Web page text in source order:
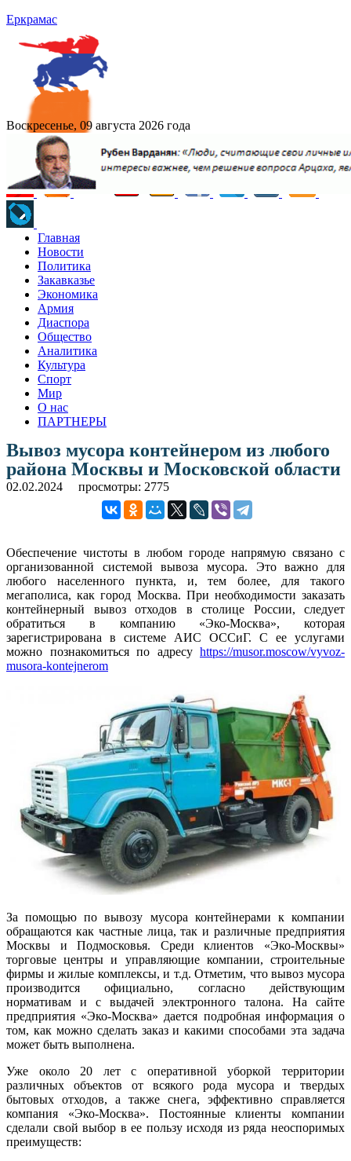
Еркрамас
Воскресенье, 09 августа 2026 года
Главная
Новости
Политика
Закавказье
Экономика
Армия
Диаспора
Общество
Аналитика
Культура
Спорт
Мир
О нас
ПАРТНЕРЫ
Вывоз мусора контейнером из любого
района Москвы и Московской области
02.02.2024 просмотры: 2775
Обеспечение чистоты в любом городе напрямую связано с
организованной системой вывоза мусора. Это важно для
любого населенного пункта, и, тем более, для такого
мегаполиса, как город Москва. При необходимости заказать
контейнерный вывоз отходов в столице России, следует
обратиться в компанию «Эко-Москва», которая
зарегистрирована в системе АИС ОССиГ. С ее услугами
можно познакомиться по адресу https://musor.moscow/vyvoz-
musora-kontejnerom
За помощью по вывозу мусора контейнерами к компании
обращаются как частные лица, так и различные предприятия
Москвы и Подмосковья. Среди клиентов «Эко-Москвы»
торговые центры и управляющие компании, строительные
фирмы и жилые комплексы, и т.д. Отметим, что вывоз мусора
производится официально, согласно действующим
нормативам и с выдачей электронного талона. На сайте
предприятия «Эко-Москва» дается подробная информация о
том, как можно сделать заказ и какими способами эта задача
может быть выполнена.
Уже около 20 лет с оперативной уборкой территории
различных объектов от всякого рода мусора и твердых
бытовых отходов, а также снега, эффективно справляется
компания «Эко-Москва». Постоянные клиенты компании
сделали свой выбор в ее пользу исходя из ряда неоспоримых
преимуществ: